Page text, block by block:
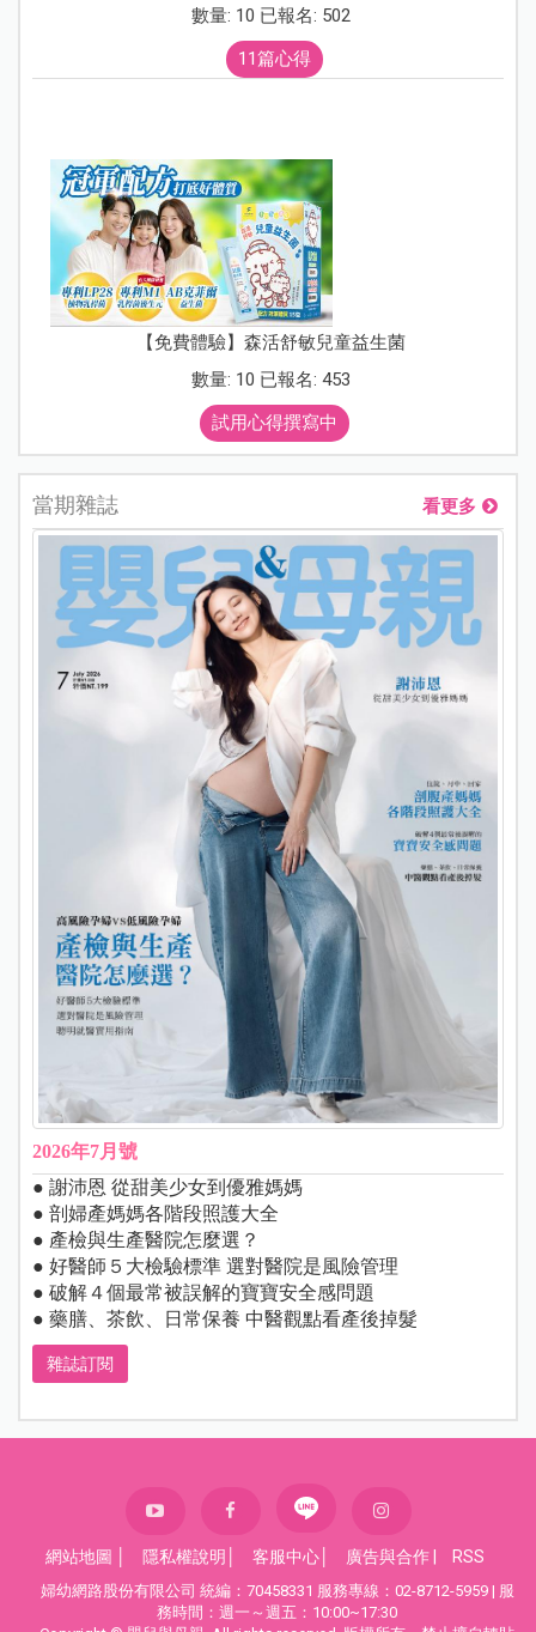
數量: 10 已報名: 502
11篇心得
【免費體驗】森活舒敏兒童益生菌
數量: 10 已報名: 453
試用心得撰寫中
當期雜誌 看更多
2026年7月號
● 謝沛恩 從甜美少女到優雅媽媽
● 剖婦產媽媽各階段照護大全
● 產檢與生產醫院怎麼選？
● 好醫師５大檢驗標準 選對醫院是風險管理
● 破解４個最常被誤解的寶寶安全感問題
● 藥膳、茶飲、日常保養 中醫觀點看產後掉髮
雜誌訂閱
網站地圖 隱私權說明 客服中心 廣告與合作 RSS
婦幼網路股份有限公司 統編：70458331 服務專線：02-8712-5959 | 服
務時間：週一～週五：10:00~17:30